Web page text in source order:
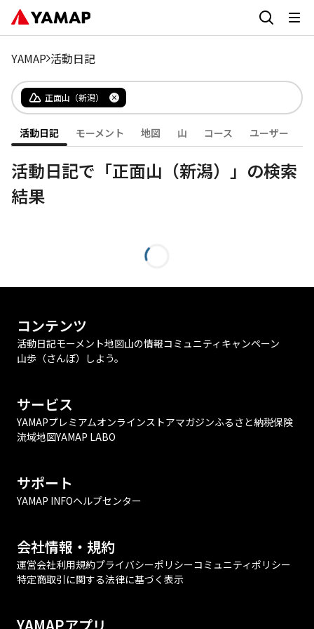
YAMAP 活動日記
正面山（新潟）
活動日記 モーメント 地図 山 コース ユーザー
活動日記で「正面山（新潟）」の検索
結果
コンテンツ
活動日記モーメント地図山の情報コミュニティ キャンペーン
山歩（さんぽ）しよう。
サービス
YAMAPプレミアムオンラインストアマガジンふるさと納税保険
流域地図YAMAP LABO
サポート
YAMAP INFOヘルプセンター
会社情報・規約
運営会社利用規約プライバシーポリシーコミュニティポリシー
特定商取引に関する法律に基づく表示